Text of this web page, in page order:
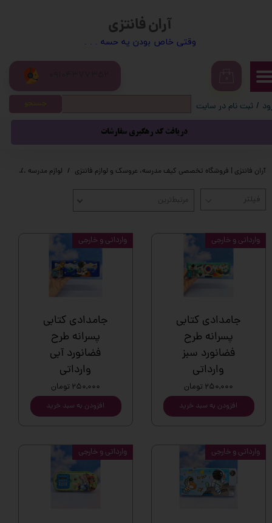
آران فانتزی
​​وقتی خاص بودن یه حسه . . .
/ ثبت نام در سایت
سفارشات
خروج از حساب کاربری
دریافت کد رهگیری سفارشات
جستجو
آران فانتزی | فروشگاه تخصصی کیف مدرسه، عروسک و لوازم فانتزی لوازم مدرسه
مرتبط‌ترین
جامدادی کتابی
پسرانه طرح
فضانورد سبز
وارداتی
۲۵۰,۰۰۰ تومان
افزودن به سبد خرید
وارداتی و خارجی
جامدادی کتابی
پسرانه طرح
فضانورد آبی
وارداتی
۲۵۰,۰۰۰ تومان
افزودن به سبد خرید
وارداتی و خارجی
وارداتی و خارجی وارداتی و خارجی